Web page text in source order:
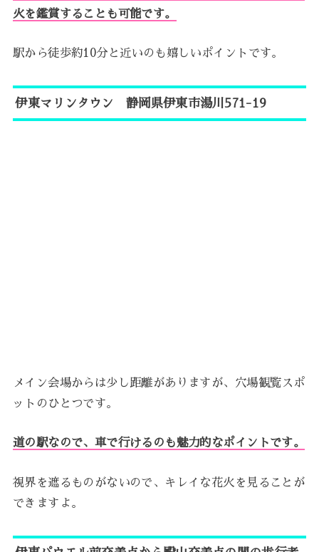
火を鑑賞することも可能です。
駅から徒歩約10分と近いのも嬉しいポイントです。
伊東マリンタウン 静岡県伊東市湯川571-19
メイン会場からは少し距離がありますが、穴場観覧スポ
ットのひとつです。
道の駅なので、車で行けるのも魅力的なポイントです。
視界を遮るものがないので、キレイな花火を見ることが
できますよ。